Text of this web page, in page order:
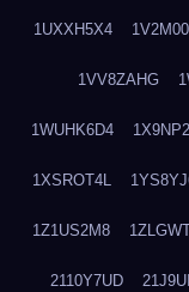
1UXXH5X4
1VV8ZAHG
1WUHK6D4
1XSROT4L
1Z1US2M8
2110Y7UD